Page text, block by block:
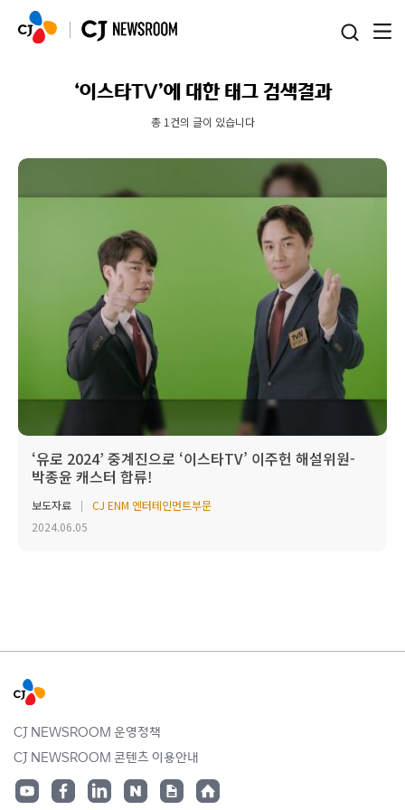
‘이스타TV’에 대한 태그 검색결과
총 1건의 글이 있습니다
‘유로 2024’ 중계진으로 ‘이스타TV’ 이주헌 해설위원-
박종윤 캐스터 합류!
보도자료
CJ ENM 엔터테인먼트부문
2024.06.05
CJ NEWSROOM 운영정책
CJ NEWSROOM 콘텐츠 이용안내